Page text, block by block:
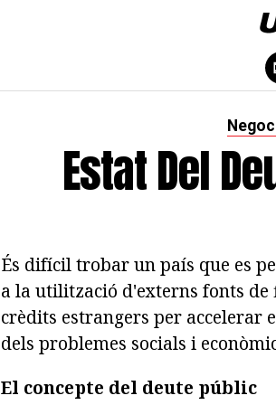
Estat Del
És difícil trobar un país que es
a la utilització d'externs fonts de
crèdits estrangers per accelerar
dels problemes socials i
El concepte del deute públic